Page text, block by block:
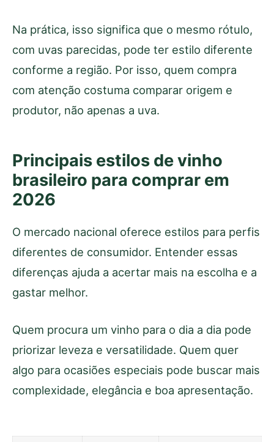
Na prática, isso significa que o mesmo rótulo,
com uvas parecidas, pode ter estilo diferente
conforme a região. Por isso, quem compra
com atenção costuma comparar origem e
produtor, não apenas a uva.
Principais estilos de vinho
brasileiro para comprar em
2026
O mercado nacional oferece estilos para perfis
diferentes de consumidor. Entender essas
diferenças ajuda a acertar mais na escolha e a
gastar melhor.
Quem procura um vinho para o dia a dia pode
priorizar leveza e versatilidade. Quem quer
algo para ocasiões especiais pode buscar mais
complexidade, elegância e boa apresentação.